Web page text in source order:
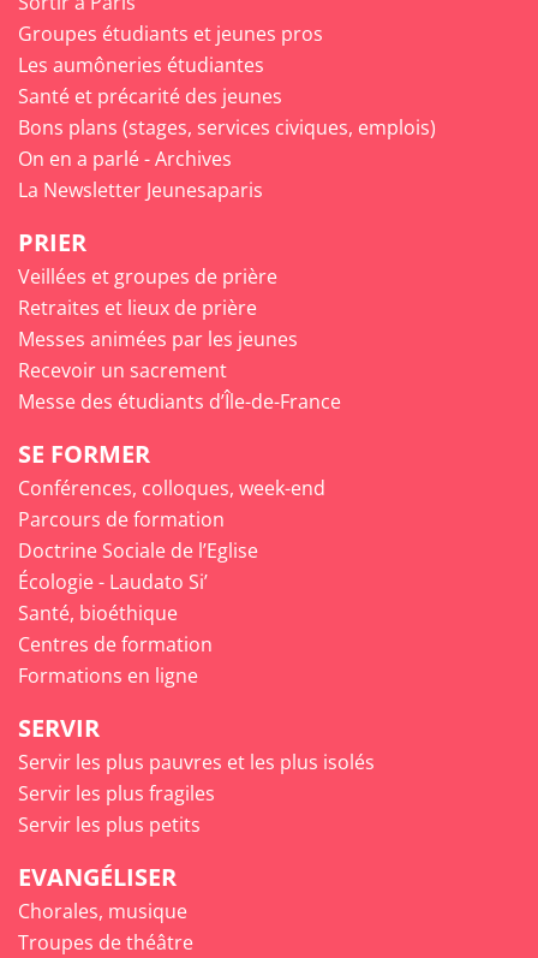
Groupes étudiants et jeunes pros
Les aumôneries étudiantes
Santé et précarité des jeunes
Bons plans (stages, services civiques, emplois)
On en a parlé - Archives
La Newsletter Jeunesaparis
PRIER
Veillées et groupes de prière
Retraites et lieux de prière
Messes animées par les jeunes
Recevoir un sacrement
Messe des étudiants d’Île-de-France
SE FORMER
Conférences, colloques, week-end
Parcours de formation
Doctrine Sociale de l’Eglise
Écologie - Laudato Si’
Santé, bioéthique
Centres de formation
Formations en ligne
SERVIR
Servir les plus pauvres et les plus isolés
Servir les plus fragiles
Servir les plus petits
EVANGÉLISER
Chorales, musique
Troupes de théâtre